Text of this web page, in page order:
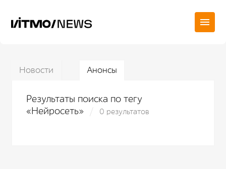
Новости Анонсы
Результаты поиска по тегу
«Нейросеть»
0 результатов